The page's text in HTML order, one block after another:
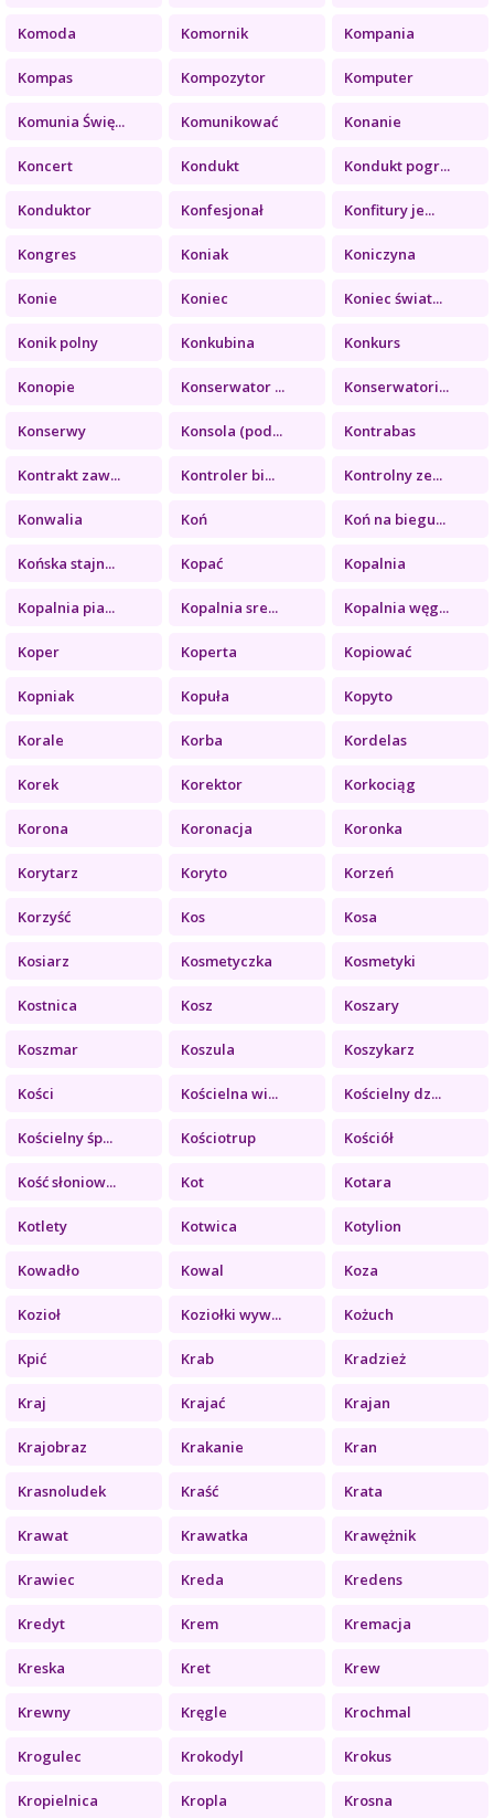
Komoda Komornik Kompania
Kompas Kompozytor Komputer
Komunia Świę... Komunikować Konanie
Koncert Kondukt Kondukt pogr...
Konduktor Konfesjonał Konfitury je...
Kongres Koniak Koniczyna
Konie Koniec Koniec świat...
Konik polny Konkubina Konkurs
Konopie Konserwator ... Konserwatori...
Konserwy Konsola (pod... Kontrabas
Kontrakt zaw... Kontroler bi... Kontrolny ze...
Konwalia Koń Koń na biegu...
Końska stajn... Kopać Kopalnia
Kopalnia pia... Kopalnia sre... Kopalnia węg...
Koper Koperta Kopiować
Kopniak Kopuła Kopyto
Korale Korba Kordelas
Korek Korektor Korkociąg
Korona Koronacja Koronka
Korytarz Koryto Korzeń
Korzyść Kos Kosa
Kosiarz Kosmetyczka Kosmetyki
Kostnica Kosz Koszary
Koszmar Koszula Koszykarz
Kości Kościelna wi... Kościelny dz...
Kościelny śp... Kościotrup Kościół
Kość słoniow... Kot Kotara
Kotlety Kotwica Kotylion
Kowadło Kowal Koza
Kozioł Koziołki wyw... Kożuch
Kpić Krab Kradzież
Kraj Krajać Krajan
Krajobraz Krakanie Kran
Krasnoludek Kraść Krata
Krawat Krawatka Krawężnik
Krawiec Kreda Kredens
Kredyt Krem Kremacja
Kreska Kret Krew
Krewny Kręgle Krochmal
Krogulec Krokodyl Krokus
Kropielnica Kropla Krosna